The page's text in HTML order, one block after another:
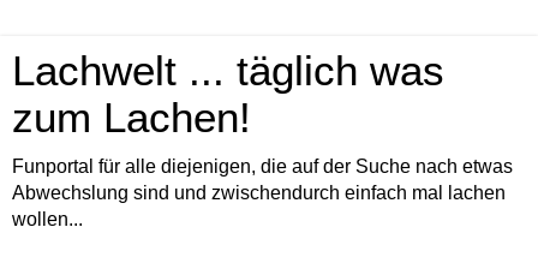
Lachwelt ... täglich was
zum Lachen!
Funportal für alle diejenigen, die auf der Suche nach etwas
Abwechslung sind und zwischendurch einfach mal lachen
wollen...